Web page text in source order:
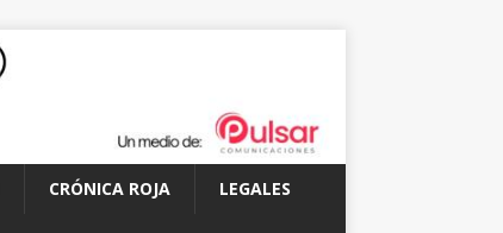
CRÓNICA ROJA LEGALES